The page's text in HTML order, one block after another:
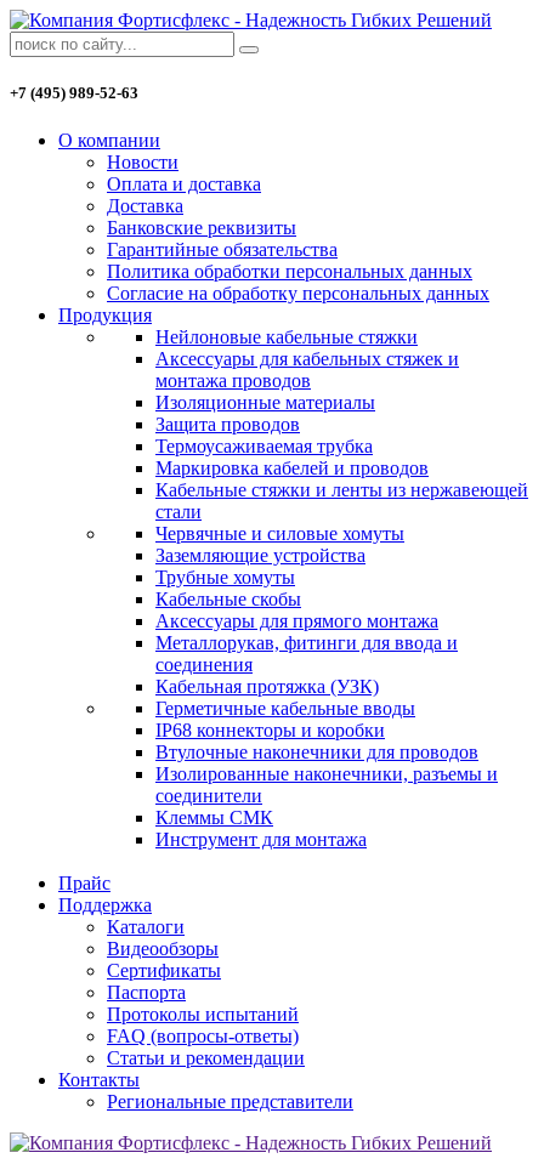
+7 (495) 989-52-63
О компании
Новости
Оплата и доставка
Доставка
Банковские реквизиты
Гарантийные обязательства
Политика обработки персональных данных
Согласие на обработку персональных данных
Продукция
Нейлоновые кабельные стяжки
Аксессуары для кабельных стяжек и
монтажа проводов
Изоляционные материалы
Защита проводов
Термоусаживаемая трубка
Маркировка кабелей и проводов
Кабельные стяжки и ленты из нержавеющей
стали
Червячные и силовые хомуты
Заземляющие устройства
Трубные хомуты
Кабельные скобы
Аксессуары для прямого монтажа
Металлорукав, фитинги для ввода и
соединения
Кабельная протяжка (УЗК)
Герметичные кабельные вводы
IP68 коннекторы и коробки
Втулочные наконечники для проводов
Изолированные наконечники, разъемы и
соединители
Клеммы СМК
Инструмент для монтажа
Прайс
Поддержка
Каталоги
Видеообзоры
Сертификаты
Паспорта
Протоколы испытаний
FAQ (вопросы-ответы)
Статьи и рекомендации
Контакты
Региональные представители